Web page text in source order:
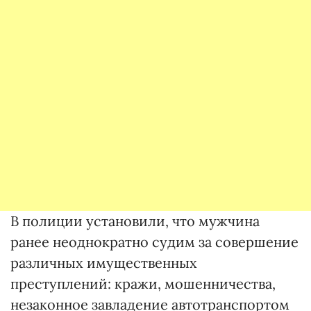
В полиции установили, что мужчина
ранее неоднократно судим за совершение
различных имущественных
преступлений: кражи, мошенничества,
незаконное завладение автотранспортом